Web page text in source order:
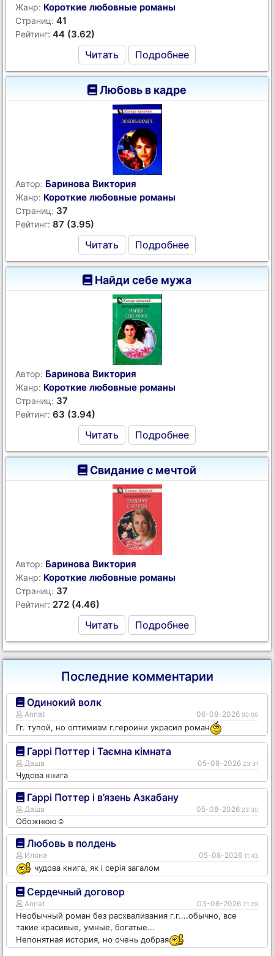
Жанр: Короткие любовные романы
Страниц: 41
Рейтинг: 44 (3.62)
Читать Подробнее
Любовь в кадре
Автор: Баринова Виктория
Жанр: Короткие любовные романы
Страниц: 37
Рейтинг: 87 (3.95)
Читать Подробнее
Найди себе мужа
Автор: Баринова Виктория
Жанр: Короткие любовные романы
Страниц: 37
Рейтинг: 63 (3.94)
Читать Подробнее
Свидание с мечтой
Автор: Баринова Виктория
Жанр: Короткие любовные романы
Страниц: 37
Рейтинг: 272 (4.46)
Читать Подробнее
Последние комментарии
Одинокий волк
Annat 06-08-2026 00:00
Гг. тупой, но оптимизм г.героини украсил роман
Гаррі Поттер і Таємна кімната
Даша 05-08-2026 23:31
Чудова книга
Гаррі Поттер і в’язень Азкабану
Даша 05-08-2026 23:30
Обожнюю☺️
Любовь в полдень
Илона 05-08-2026 11:43
чудова книга, як і серія загалом
Сердечный договор
Annat 03-08-2026 21:29
Необычный роман без расхваливания г.г....обычно, все
такие красивые, умные, богатые...
Непонятная история, но очень добрая